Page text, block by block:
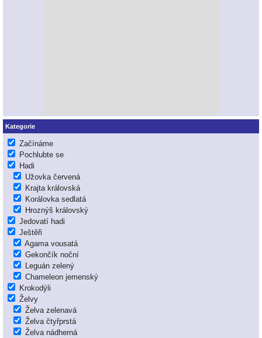
Kategorie
Začínáme
Pochlubte se
Hadi
Užovka červená
Krajta královská
Korálovka sedlatá
Hroznýš královský
Jedovatí hadi
Ještěři
Agama vousatá
Gekončík noční
Leguán zelený
Chameleon jemenský
Krokodýli
Želvy
Želva zelenavá
Želva čtyřprstá
Želva nádherná